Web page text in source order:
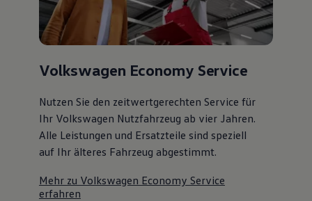
Volkswagen Economy Service
Nutzen Sie den zeitwertgerechten Service für
Ihr Volkswagen Nutzfahrzeug ab vier Jahren.
Alle Leistungen und Ersatzteile sind speziell
auf Ihr älteres Fahrzeug abgestimmt.
Mehr zu Volkswagen Economy Service
erfahren